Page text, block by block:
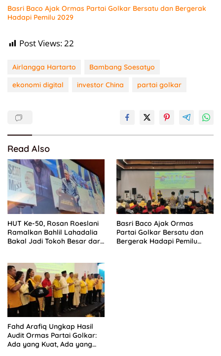
Basri Baco Ajak Ormas Partai Golkar Bersatu dan Bergerak
Hadapi Pemilu 2029
Post Views:22
Airlangga Hartarto
Bambang Soesatyo
ekonomi digital
investor China partai golkar
Read Also
HUT Ke-50, Rosan Roeslani
Ramalkan Bahlil Lahadalia
Bakal Jadi Tokoh Besar dari
Basri Baco Ajak Ormas
Partai Golkar Bersatu dan
Bergerak Hadapi Pemilu
Fahd Arafiq Ungkap Hasil
Audit Ormas Partai Golkar:
Ada yang Kuat, Ada yang